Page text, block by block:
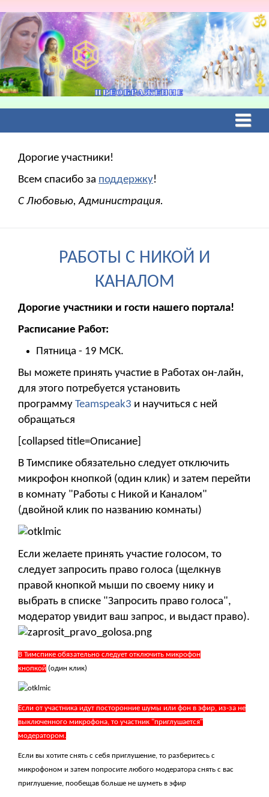
Дорогие участники!
Всем спасибо за поддержку!
С Любовью, Администрация.
РАБОТЫ С НИКОЙ И
КАНАЛОМ
Дорогие участники и гости нашего портала!
Расписание Работ:
Пятница - 19 МСК.
Вы можете принять участие в Работах он-лайн,
для этого потребуется установить
программу Teamspeak3 и научиться с ней
обращаться
[collapsed title=Описание]
В Тимспике обязательно следует отключить
микрофон кнопкой (один клик) и затем перейти
в комнату "Работы с Никой и Каналом"
(двойной клик по названию комнаты)
Если желаете принять участие голосом, то
следует запросить право голоса (щелкнув
правой кнопкой мыши по своему нику и
выбрать в списке "Запросить право голоса",
модератор увидит ваш запрос, и выдаст право).
В Тимспике обязательно следует отключить микрофон
кнопкой (один клик)
Если от участника идут посторонние шумы или фон в эфир, из-за не
выключенного микрофона, то участник "приглушается"
модератором.
Если вы хотите снять с себя приглушение, то разберитесь с
микрофоном и затем попросите любого модератора снять с вас
приглушение, пообещав больше не шуметь в эфир